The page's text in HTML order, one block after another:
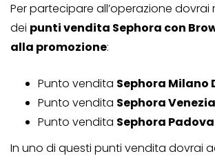
Per partecipare all’operazione dovrai
dei punti vendita Sephora con
alla promozione:
Punto vendita Sephora Milano
Punto vendita Sephora
Punto vendita Sephora
In uno di questi punti vendita dovrai